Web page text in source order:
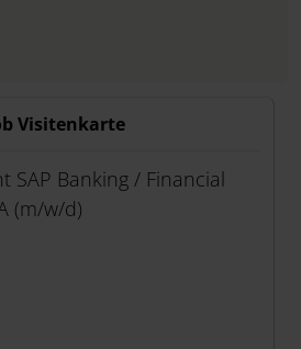
Visitenkarte
SAP Banking / Financial
(m/w/d)